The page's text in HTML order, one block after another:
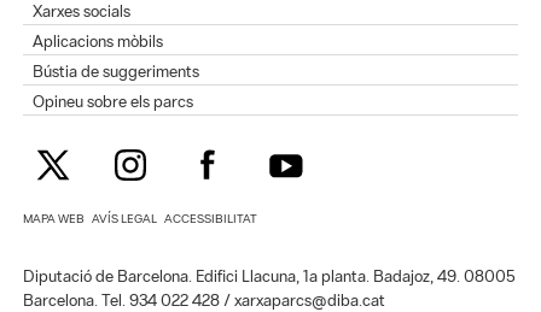
Xarxes socials
Aplicacions mòbils
Bústia de suggeriments
Opineu sobre els parcs
MAPA WEB AVÍS LEGAL ACCESSIBILITAT
Diputació de Barcelona. Edifici Llacuna, 1a planta. Badajoz, 49. 08005
Barcelona. Tel. 934 022 428 / xarxaparcs@diba.cat